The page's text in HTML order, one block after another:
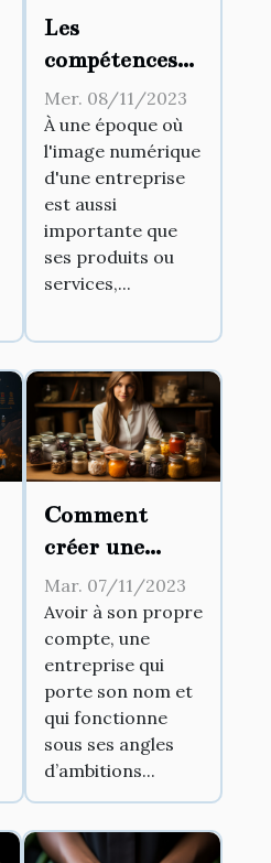
Les
compétences
nécessaires
pour devenir
un expert en
e-réputation
et Google My
Business
Mer. 08/11/2023
À une époque où
l'image numérique
d'une entreprise
est aussi
importante que
ses produits ou
services,...
Comment
créer une
entreprise à
son propre
compte ?
Mar. 07/11/2023
Avoir à son propre
compte, une
entreprise qui
porte son nom et
qui fonctionne
sous ses angles
d’ambitions...